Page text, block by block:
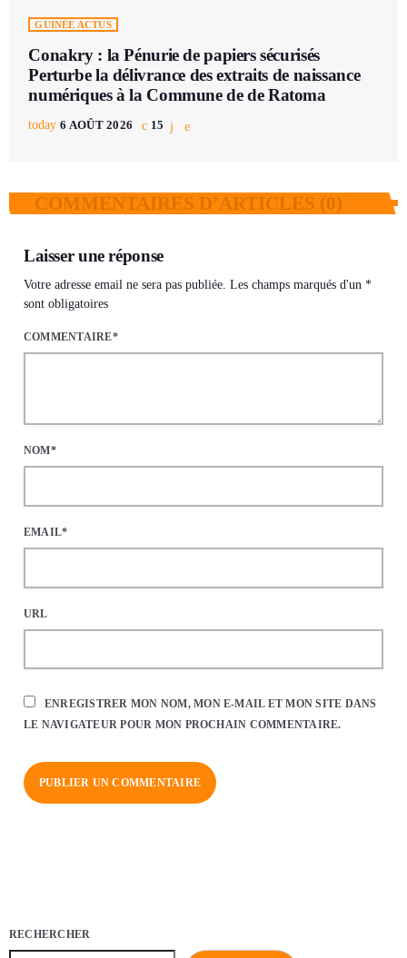
GUINÉE ACTUS
Conakry : la Pénurie de papiers sécurisés
Perturbe la délivrance des extraits de naissance
numériques à la Commune de de Ratoma
today 6 AOÛT 2026 15
COMMENTAIRES D’ARTICLES (0)
Laisser une réponse
Votre adresse email ne sera pas publiée. Les champs marqués d'un *
sont obligatoires
COMMENTAIRE*
NOM*
EMAIL*
URL
ENREGISTRER MON NOM, MON E-MAIL ET MON SITE DANS
LE NAVIGATEUR POUR MON PROCHAIN COMMENTAIRE.
RECHERCHER